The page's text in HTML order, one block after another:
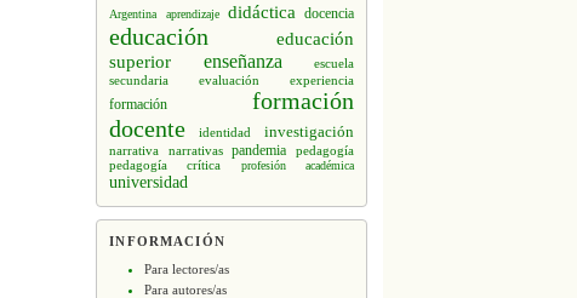
Argentina aprendizaje didáctica docencia
educación
educación
superior
enseñanza
escuela
secundaria
evaluación
experiencia
formación
formación
docente
identidad investigación
narrativa narrativas pandemia
pedagogía
pedagogía crítica
profesión académica
universidad
INFORMACIÓN
Para lectores/as
Para autores/as